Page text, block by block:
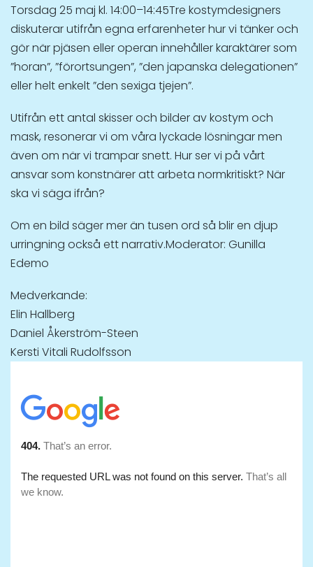
Torsdag 25 maj kl. 14:00–14:45Tre kostymdesigners
diskuterar utifrån egna erfarenheter hur vi tänker och
gör när pjäsen eller operan innehåller karaktärer som
”horan”, ”förortsungen”, ”den japanska delegationen”
eller helt enkelt ”den sexiga tjejen”.
Utifrån ett antal skisser och bilder av kostym och
mask, resonerar vi om våra lyckade lösningar men
även om när vi trampar snett. Hur ser vi på vårt
ansvar som konstnärer att arbeta normkritiskt? När
ska vi säga ifrån?
Om en bild säger mer än tusen ord så blir en djup
urringning också ett narrativ.Moderator: Gunilla
Edemo
Medverkande:
Elin Hallberg
Daniel Åkerström-Steen
Kersti Vitali Rudolfsson